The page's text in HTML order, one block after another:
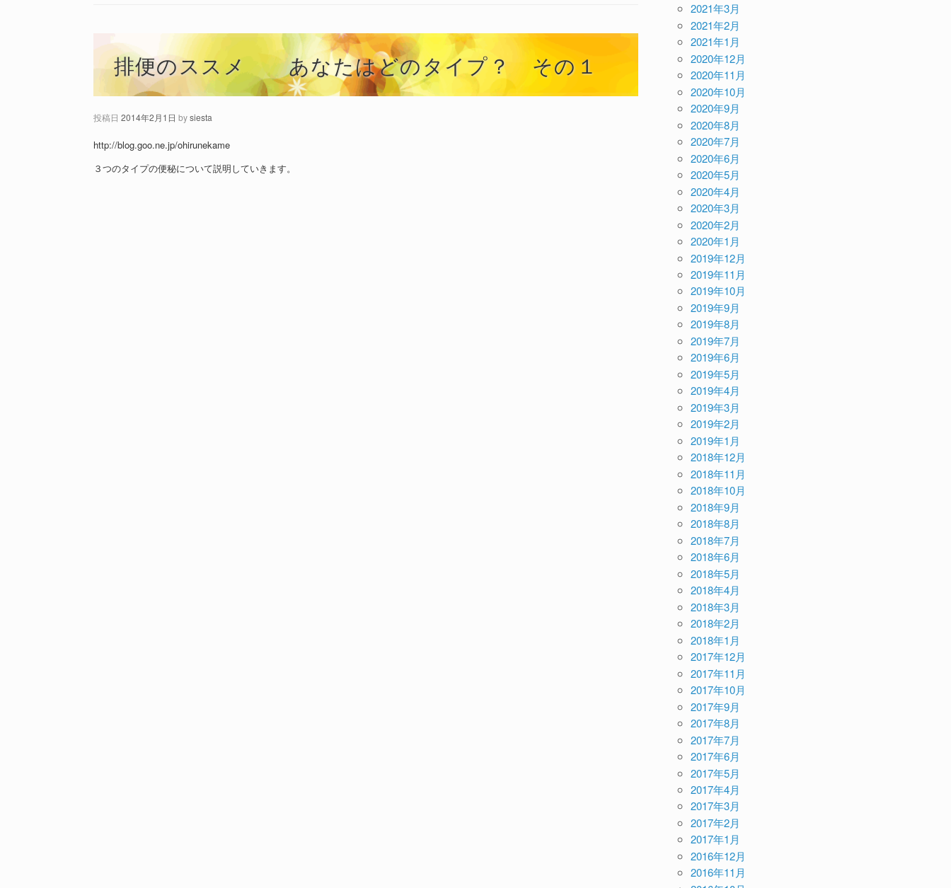
排便のススメ あなたはどのタイプ？ その１
投稿日 2014年2月1日 bysiesta
http://blog.goo.ne.jp/ohirunekame
３つのタイプの便秘について説明していきます。
2021年3月
2021年2月
2021年1月
2020年12月
2020年11月
2020年10月
2020年9月
2020年8月
2020年7月
2020年6月
2020年5月
2020年4月
2020年3月
2020年2月
2020年1月
2019年12月
2019年11月
2019年10月
2019年9月
2019年8月
2019年7月
2019年6月
2019年5月
2019年4月
2019年3月
2019年2月
2019年1月
2018年12月
2018年11月
2018年10月
2018年9月
2018年8月
2018年7月
2018年6月
2018年5月
2018年4月
2018年3月
2018年2月
2018年1月
2017年12月
2017年11月
2017年10月
2017年9月
2017年8月
2017年7月
2017年6月
2017年5月
2017年4月
2017年3月
2017年2月
2017年1月
2016年12月
2016年11月